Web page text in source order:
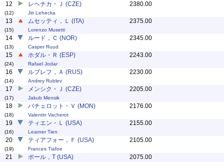
12
(12)
レヘチカ・Ｊ (CZE)
Jiri Lehecka
2380.00
13
(15)
ムセッティ，Ｌ (ITA)
Lorenzo Musetti
2375.00
14
(13)
ルード，Ｃ (NOR)
Casper Ruud
2345.00
15
(24)
ホダル・Ｒ (ESP)
Rafael Jodar
2243.00
16
(14)
ルブレフ，Ａ (RUS)
Andrey Rublev
2230.00
17
(17)
メンシク・Ｊ (CZE)
Jakub Mensik
2205.00
18
(18)
バチェロット・Ｖ (MON)
Valentin Vacherot
2176.00
19
(16)
ティエン・Ｌ (USA)
Learner Tien
2155.00
20
(19)
ティアフォー，Ｆ (USA)
Frances Tiafoe
2105.00
21 ポール，T (USA) 2075.00